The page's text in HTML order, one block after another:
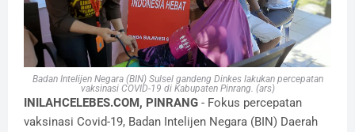
Badan Intelijen Negara (BIN) Sulsel gandeng Dinkes lakukan percepatan
vaksinasi COVID-19 di Kabupaten Pinrang. (ars)
INILAHCELEBES.COM, PINRANG - Fokus percepatan
vaksinasi Covid-19, Badan Intelijen Negara (BIN) Daerah